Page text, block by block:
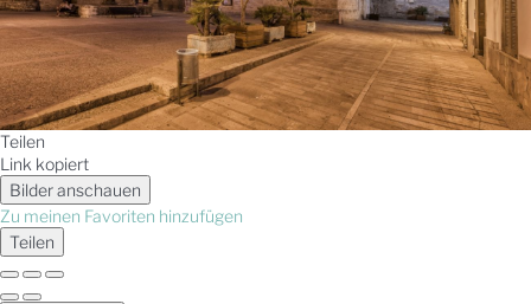
Teilen
Link kopiert
Bilder anschauen
Zu meinen Favoriten hinzufügen
Teilen